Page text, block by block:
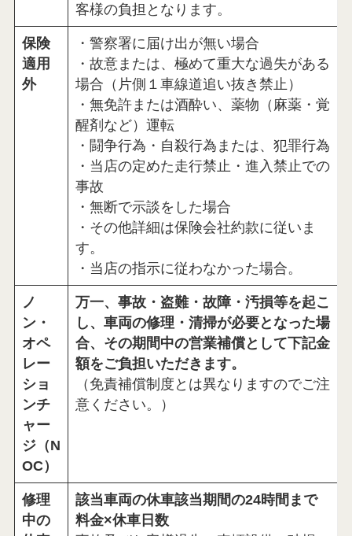
客様の負担となります。
保険
適用
外
・警察署に届け出が無い場合
・故意または、極めて重大な過失がある
場合（片側１車線道追い抜き禁止）
・無免許または酒酔い、薬物（麻薬・覚
醒剤など）運転
・闘争行為・自殺行為または、犯罪行為
・当店の定めた走行禁止・進入禁止での
事故
・無断で示談をした場合
・その他詳細は保険会社約款に従いま
す。
・当店の指示に従わなかった場合。
ノ
ン・
オペ
レー
ショ
ンチ
ャー
ジ（N
OC）
万一、事故・盗難・故障・汚損等を起こ
し、車両の修理・清掃が必要となった場
合、その期間中の営業補償として下記金
額をご負担いただきます。
（免責補償制度とは異なりますのでご注
意ください。）
修理
中の
該当車両の休車該当期間の24時間まで
料金×休車日数